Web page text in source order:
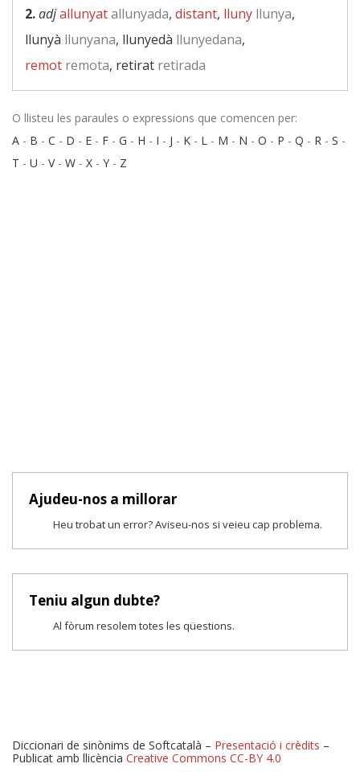
2.adjallunyatallunyada, distant, lluny llunya,
llunyà llunyana, llunyedà llunyedana,
remot remota, retirat retirada
O llisteu les paraules o expressions que comencen per:
A - B - C - D - E - F - G - H - I - J - K - L - M - N - O - P - Q - R - S -
T - U - V- W - X - Y - Z
Ajudeu-nos a millorar
Heu trobat un error? Aviseu-nos si veieu cap problema.
Teniu algun dubte?
Al fòrum resolem totes les qüestions.
Diccionari de sinònims de Softcatalà – Presentació i crèdits –
Publicat amb llicència Creative Commons CC-BY 4.0